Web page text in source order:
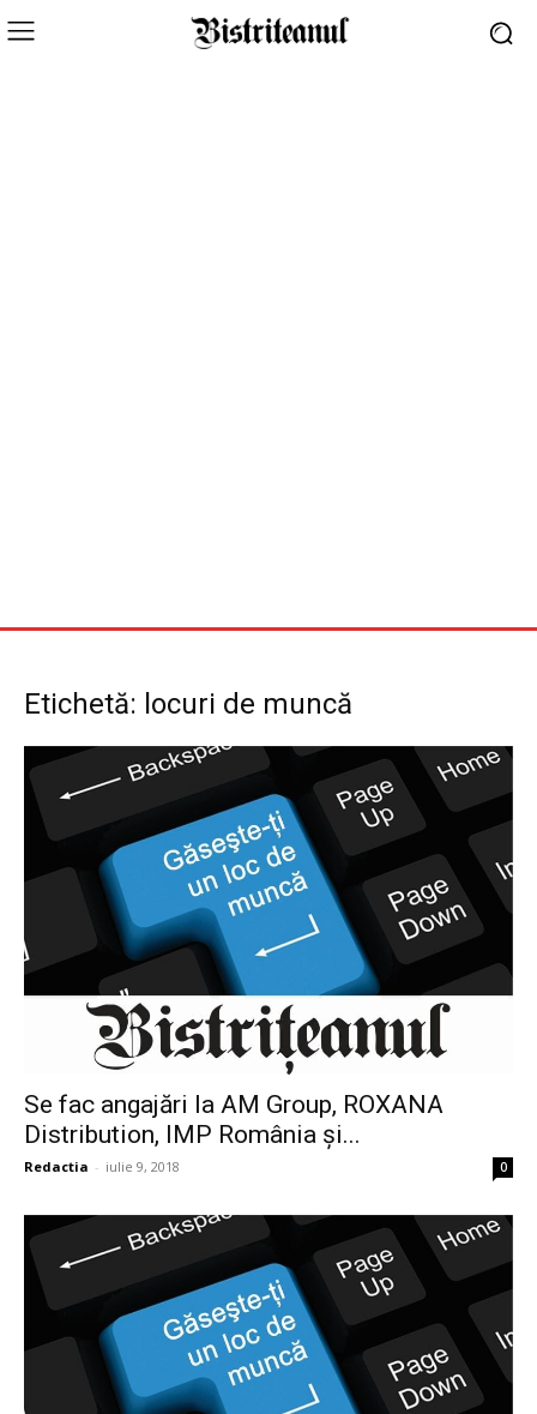
Etichetă: locuri de muncă
Se fac angajări la AM Group, ROXANA
Distribution, IMP România și...
Redactia - iulie 9, 2018 0